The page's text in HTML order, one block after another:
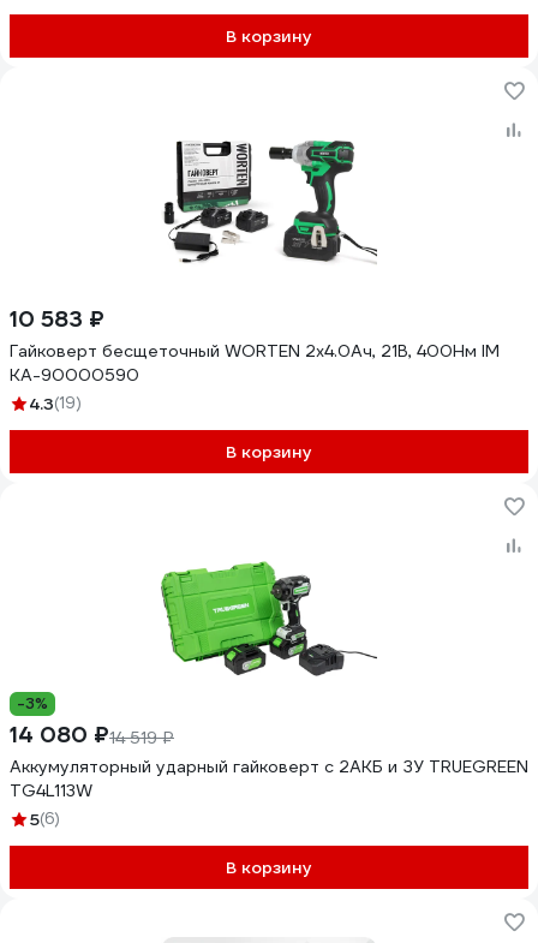
В корзину
10 583 ₽
Гайковерт бесщеточный WORTEN 2x4.0Ач, 21В, 400Нм IM
КА-90000590
4.3(19)
В корзину
-3%
14 080 ₽14 519 ₽
Аккумуляторный ударный гайковерт с 2АКБ и ЗУ TRUEGREEN
TG4L113W
5(6)
В корзину